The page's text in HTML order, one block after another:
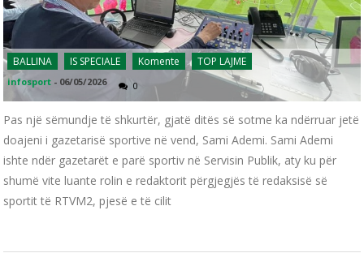
BALLINA IS SPECIALE Komente TOP LAJME
infosport - 06/05/2026 0
Pas një sëmundje të shkurtër, gjatë ditës së sotme ka ndërruar jetë
doajeni i gazetarisë sportive në vend, Sami Ademi. Sami Ademi
ishte ndër gazetarët e parë sportiv në Servisin Publik, aty ku për
shumë vite luante rolin e redaktorit përgjegjës të redaksisë së
sportit të RTVM2, pjesë e të cilit